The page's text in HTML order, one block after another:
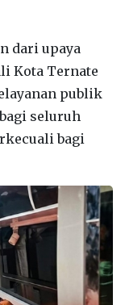
dari upaya
Kota Ternate
publik
seluruh
bagi